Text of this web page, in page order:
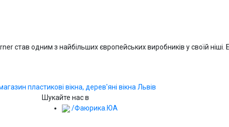
став одним з найбільших європейських виробників у своїй
Шукайте нас в
/Фаюрика.ЮА